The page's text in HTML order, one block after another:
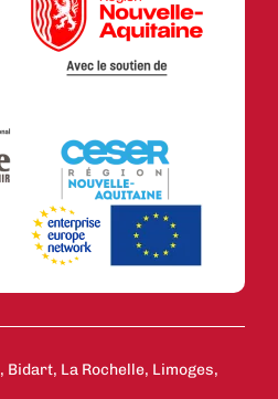
La Rochelle, Limoges,